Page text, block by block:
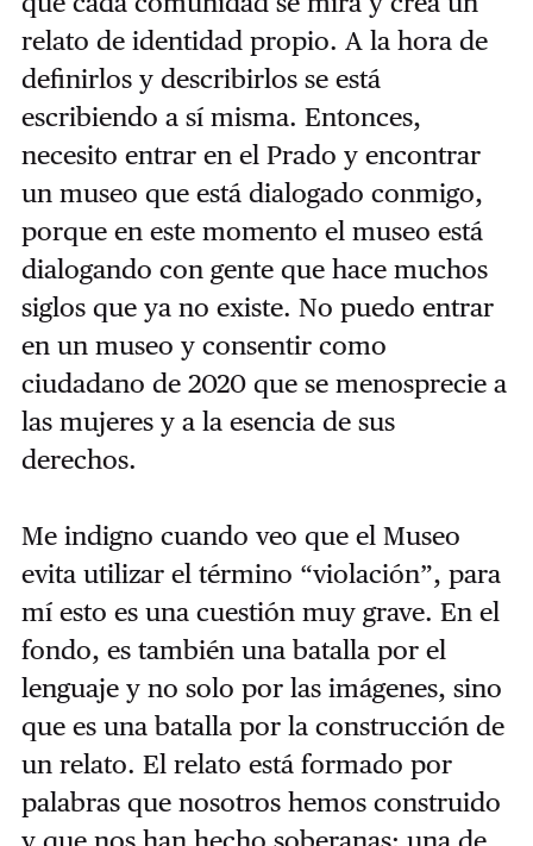
relato de identidad propio. A la hora de
definirlos y describirlos se está
escribiendo a sí misma. Entonces,
necesito entrar en el Prado y encontrar
un museo que está dialogado conmigo,
porque en este momento el museo está
dialogando con gente que hace muchos
siglos que ya no existe. No puedo entrar
en un museo y consentir como
ciudadano de 2020 que se menosprecie a
las mujeres y a la esencia de sus
derechos.
Me indigno cuando veo que el Museo
evita utilizar el término “violación”, para
mí esto es una cuestión muy grave. En el
fondo, es también una batalla por el
lenguaje y no solo por las imágenes, sino
que es una batalla por la construcción de
un relato. El relato está formado por
palabras que nosotros hemos construido